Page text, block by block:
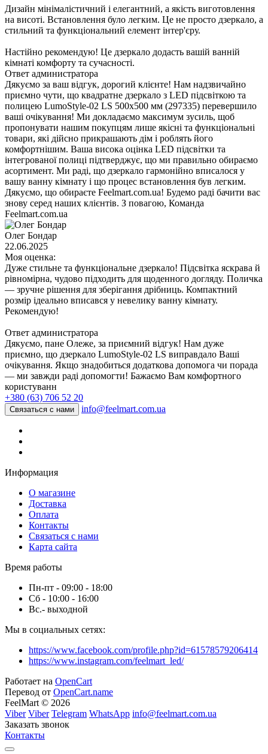
Дизайн мінімалістичний і елегантний, а якість виготовлення
на висоті. Встановлення було легким. Це не просто дзеркало, а
стильний та функціональний елемент інтер'єру.
Настійно рекомендую! Це дзеркало додасть вашій ванній
кімнаті комфорту та сучасності.
Ответ администратора
Дякуємо за ваш відгук, дорогий клієнте! Нам надзвичайно
приємно чути, що квадратне дзеркало з LED підсвіткою та
полицею LumoStyle-02 LS 500x500 мм (297335) перевершило
ваші очікування! Ми докладаємо максимум зусиль, щоб
пропонувати нашим покупцям лише якісні та функціональні
товари, які дійсно прикрашають дім і роблять його
комфортнішим. Ваша висока оцінка LED підсвітки та
інтегрованої полиці підтверджує, що ми правильно обираємо
асортимент. Ми раді, що дзеркало гармонійно вписалося у
вашу ванну кімнату і що процес встановлення був легким.
Дякуємо, що обираєте Feelmart.com.ua! Будемо раді бачити вас
знову серед наших клієнтів. З повагою, Команда
Feelmart.com.ua
Олег Бондар
22.06.2025
Моя оценка:
Дуже стильне та функціональне дзеркало! Підсвітка яскрава й
рівномірна, чудово підходить для щоденного догляду. Поличка
— зручне рішення для зберігання дрібниць. Компактний
розмір ідеально вписався у невелику ванну кімнату.
Рекомендую!
Ответ администратора
Дякуємо, пане Олеже, за приємний відгук! Нам дуже
приємно, що дзеркало LumoStyle-02 LS виправдало Ваші
очікування. Якщо знадобиться додаткова допомога чи порада
— ми завжди раді допомогти! Бажаємо Вам комфортного
користуванн
+380 (63) 706 52 20
Связаться с нами info@feelmart.com.ua
Информация
О магазине
Доставка
Оплата
Контакты
Связаться с нами
Карта сайта
Время работы
Пн-пт - 09:00 - 18:00
Сб - 10:00 - 16:00
Вс.- выходной
Мы в социальных сетях:
https://www.facebook.com/profile.php?id=61578579206414
https://www.instagram.com/feelmart_led/
Работает на OpenCart
Перевод от OpenCart.name
FeelMart © 2026
Viber Viber Telegram WhatsApp info@feelmart.com.ua
Заказать звонок
Контакты